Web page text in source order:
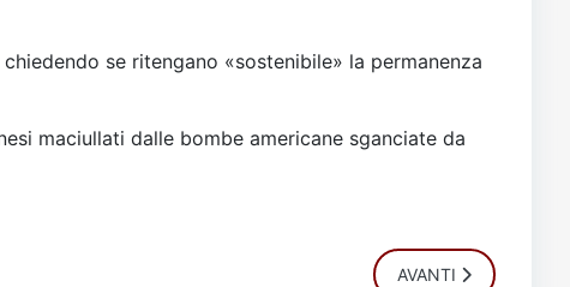
se ritengano «sostenibile» la permanenza
maciullati dalle bombe americane sganciate da
ARTICOLO
AVANTI